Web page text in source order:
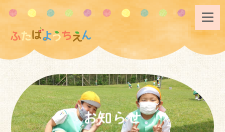
お知らせ